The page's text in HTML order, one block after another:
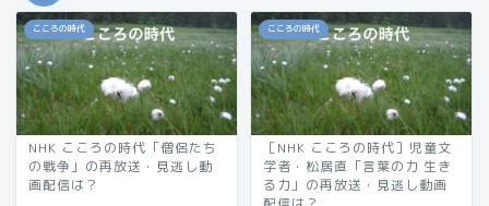
こころの時代
NHK こころの時代「僧侶たち
の戦争」の再放送・見逃し動
画配信は？
こころの時代
［NHK こころの時代］児童文
学者・松居直「言葉の力 生き
る力」の再放送・見逃し動画